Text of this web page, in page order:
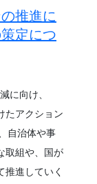
推進に
定につ
に向け、
たアクション
自治体や事
取組や、国が
進していく